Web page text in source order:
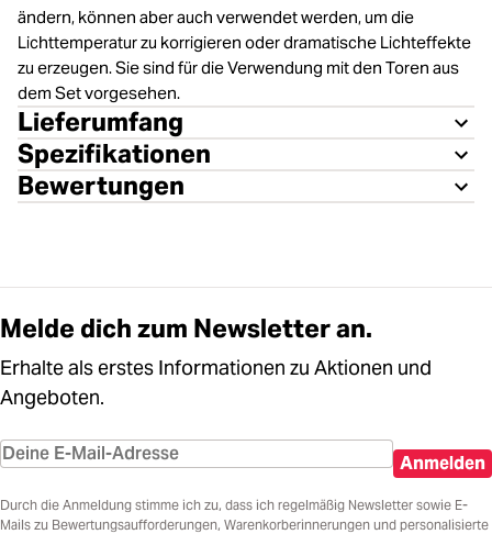
ändern, können aber auch verwendet werden, um die
Lichttemperatur zu korrigieren oder dramatische Lichteffekte
zu erzeugen. Sie sind für die Verwendung mit den Toren aus
dem Set vorgesehen.
Lieferumfang
Spezifikationen
Bewertungen
Melde dich zum Newsletter an.
Erhalte als erstes Informationen zu Aktionen und
Angeboten.
Anmelden
Durch die Anmeldung stimme ich zu, dass ich regelmäßig Newsletter sowie E-
Mails zu Bewertungsaufforderungen, Warenkorberinnerungen und personalisierte